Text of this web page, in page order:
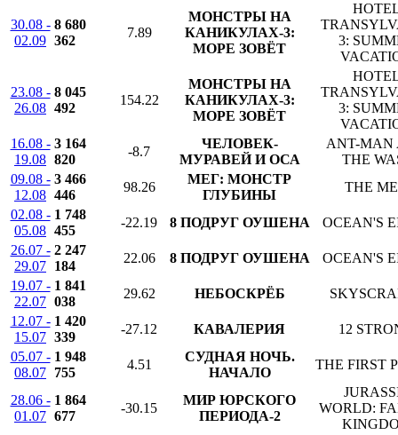
30.08 -
02.09
8 680
362
7.89
МОНСТРЫ НА
КАНИКУЛАХ-3:
МОРЕ ЗОВЁТ
3:
23.08 -
26.08
8 045
492
154.22
МОНСТРЫ НА
КАНИКУЛАХ-3:
МОРЕ ЗОВЁТ
3:
16.08 -
19.08
3 164
820
-8.7
ЧЕЛОВЕК-
МУРАВЕЙ И ОСА
ANT-MAN
THE
09.08 -
12.08
3 466
446
98.26
МЕГ: МОНСТР
ГЛУБИНЫ
THE
02.08 -
05.08
1 748
455
-22.19 8 ПОДРУГ ОУШЕНА
OCEAN'S
26.07 -
29.07
2 247
184
22.06 8 ПОДРУГ ОУШЕНА
OCEAN'S
19.07 -
22.07
1 841
038
29.62 НЕБОСКРЁБ
12.07 -
15.07
1 420
339
-27.12 КАВАЛЕРИЯ
12
05.07 -
08.07
1 948
755
4.51
СУДНАЯ НОЧЬ.
НАЧАЛО
THE FIRST
28.06 -
01.07
1 864
677
-30.15
МИР ЮРСКОГО
ПЕРИОДА-2
WORLD: